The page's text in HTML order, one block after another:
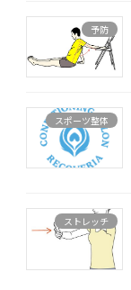
予防
スポーツ整体
ストレッチ